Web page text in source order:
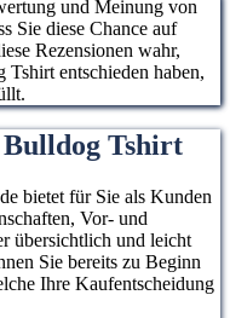
und Meinung von
Sie diese Chance auf
Rezensionen wahr,
entschieden haben,
Bulldog Tshirt
bietet für Sie als Kunden
Vor- und
übersichtlich und leicht
Sie bereits zu Beginn
Ihre Kaufentscheidung